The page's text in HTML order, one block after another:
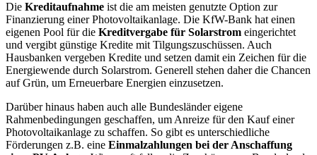
Die Kreditaufnahme ist die am meisten genutzte Option zur
Finanzierung einer Photovoltaikanlage. Die KfW-Bank hat einen
eigenen Pool für die Kreditvergabe für Solarstrom eingerichtet
und vergibt günstige Kredite mit Tilgungszuschüssen. Auch
Hausbanken vergeben Kredite und setzen damit ein Zeichen für die
Energiewende durch Solarstrom. Generell stehen daher die Chancen
auf Grün, um Erneuerbare Energien einzusetzen.
Darüber hinaus haben auch alle Bundesländer eigene
Rahmenbedingungen geschaffen, um Anreize für den Kauf einer
Photovoltaikanlage zu schaffen. So gibt es unterschiedliche
Förderungen z.B. eine Einmalzahlungen bei der Anschaffung